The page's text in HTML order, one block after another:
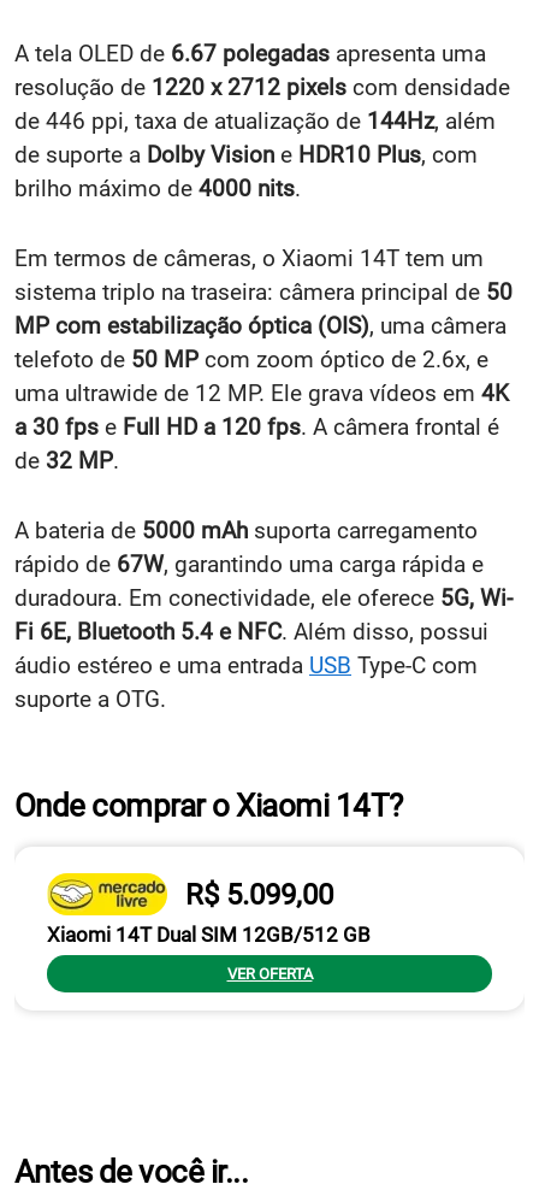
A tela OLED de 6.67 polegadas apresenta uma
resolução de 1220 x 2712 pixels com densidade
de 446 ppi, taxa de atualização de 144Hz, além
de suporte a Dolby Vision e HDR10 Plus, com
brilho máximo de 4000 nits.
Em termos de câmeras, o Xiaomi 14T tem um
sistema triplo na traseira: câmera principal de 50
MP com estabilização óptica (OIS), uma câmera
telefoto de 50 MP com zoom óptico de 2.6x, e
uma ultrawide de 12 MP. Ele grava vídeos em 4K
a 30 fps e Full HD a 120 fps. A câmera frontal é
de 32 MP.
A bateria de 5000 mAh suporta carregamento
rápido de 67W, garantindo uma carga rápida e
duradoura. Em conectividade, ele oferece 5G, Wi-
Fi 6E, Bluetooth 5.4 e NFC. Além disso, possui
áudio estéreo e uma entrada USB Type-C com
suporte a OTG.
Onde comprar o Xiaomi 14T?
R$ 5.099,00
Xiaomi 14T Dual SIM 12GB/512 GB
VER OFERTA
Antes de você ir...